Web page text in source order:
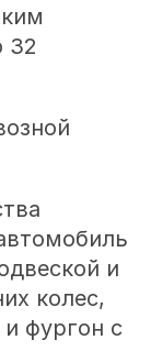
32
и
колес,
фургон с